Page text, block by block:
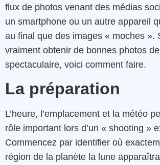
flux de photos venant des médias
un smartphone ou un autre appareil
au final que des images « moches ».
vraiment obtenir de bonnes photos
spectaculaire, voici comment faire.
La préparation
L’heure, l’emplacement et la météo
rôle important lors d’un « shooting »
Commencez par identifier où
région de la planète la lune